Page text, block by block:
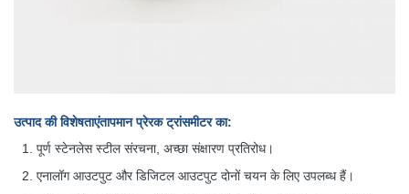
उत्पाद की विशेषताएंतापमान प्रेरक ट्रांसमीटर का:
पूर्ण स्टेनलेस स्टील संरचना, अच्छा संक्षारण प्रतिरोध।
एनालॉग आउटपुट और डिजिटल आउटपुट दोनों चयन के लिए उपलब्ध हैं।